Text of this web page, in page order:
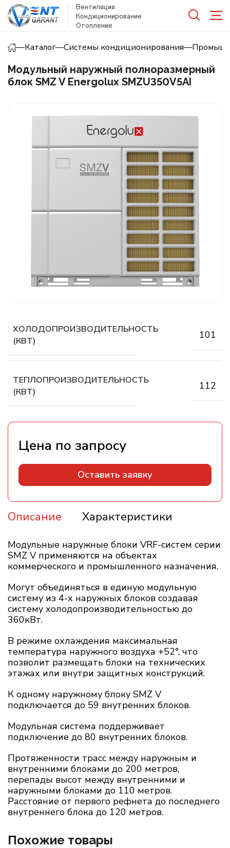
Вентиляция
Кондиционирование
Отопление
—Каталог—Системы кондиционирования—
Модульный наружный полноразмерный
блок SMZ V Energolux SMZU350V5AI
ХОЛОДОПРОИЗВОДИТЕЛЬНОСТЬ
(КВТ)
101
ТЕПЛОПРОИЗВОДИТЕЛЬНОСТЬ
(КВТ)
112
Оставить заявку
Описание Характеристики
Модульные наружные блоки VRF-систем серии
SMZ V применяются на объектах
коммерческого и промышленного назначения.
Могут объединяться в единую модульную
систему из 4-х наружных блоков создавая
систему холодопроизводительностью до
360кВт.
В режиме охлаждения максимальная
температура наружного воздуха +52°, что
позволит размещать блоки на технических
этажах или внутри защитных конструкций.
К одному наружному блоку SMZ V
подключается до 59 внутренних блоков.
Модульная система поддерживает
подключение до 80 внутренних блоков.
Протяженности трасс между наружным и
внутренними блоками до 200 метров,
перепады высот между внутренними и
наружными блоками до 110 метров.
Расстояние от первого рефнета до последнего
внутреннего блока до 120 метров.
Похожие товары